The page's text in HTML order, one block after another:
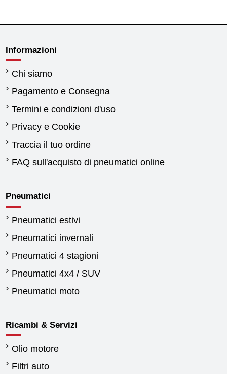
Informazioni
Chi siamo
Pagamento e Consegna
Termini e condizioni d'uso
Privacy e Cookie
Traccia il tuo ordine
FAQ sull'acquisto di pneumatici online
Pneumatici
Pneumatici estivi
Pneumatici invernali
Pneumatici 4 stagioni
Pneumatici 4x4 / SUV
Pneumatici moto
Ricambi & Servizi
Olio motore
Filtri auto